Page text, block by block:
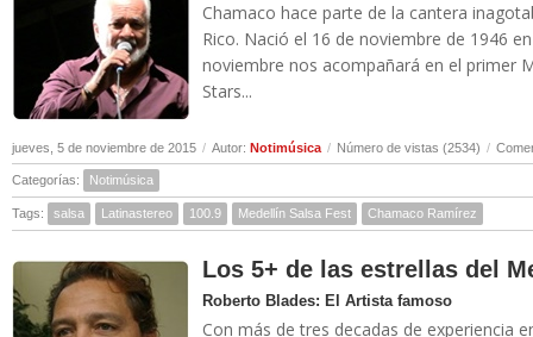
Chamaco hace parte de la cantera
Rico. Nació el 16 de noviembre de 1946
noviembre nos acompañará en el primer
Stars...
jueves, 5 de noviembre de 2015 / Autor: Notimúsica / Número de vistas (2534) /
Categorías: Notimúsica
Tags: salsa Latinastereo 100.9 Medellín Salsa Fest Chamaco Ramírez
Los 5+ de las estrellas del
Roberto Blades: El Artista famoso
Con más de tres decadas de experiencia